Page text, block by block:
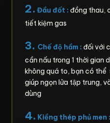
2. Đầu đốt : đồng thau,
tiết kiệm gas
3. Chế độ hầm : đối với
cần nấu trong 1 thời gian
không quá to, bạn có thể
giúp ngọn lửa tập trung,
dùng
4. Kiềng thép phủ men :